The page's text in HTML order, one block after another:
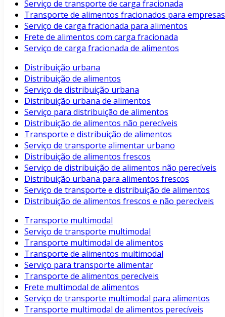
Serviço de transporte de carga fracionada
Transporte de alimentos fracionados para empresas
Serviço de carga fracionada para alimentos
Frete de alimentos com carga fracionada
Serviço de carga fracionada de alimentos
Distribuição urbana
Distribuição de alimentos
Serviço de distribuição urbana
Distribuição urbana de alimentos
Serviço para distribuição de alimentos
Distribuição de alimentos não perecíveis
Transporte e distribuição de alimentos
Serviço de transporte alimentar urbano
Distribuição de alimentos frescos
Serviço de distribuição de alimentos não perecíveis
Distribuição urbana para alimentos frescos
Serviço de transporte e distribuição de alimentos
Distribuição de alimentos frescos e não perecíveis
Transporte multimodal
Serviço de transporte multimodal
Transporte multimodal de alimentos
Transporte de alimentos multimodal
Serviço para transporte alimentar
Transporte de alimentos perecíveis
Frete multimodal de alimentos
Serviço de transporte multimodal para alimentos
Transporte multimodal de alimentos perecíveis